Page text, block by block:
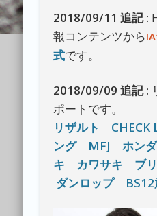
2018/09/11 追記 :
報コンテンツから
式です。
2018/09/09 追記 :
ポートです。
リザルト
CHECK
ング
MFJ ホンダ
キ
カワサキ ブ
ダンロップ